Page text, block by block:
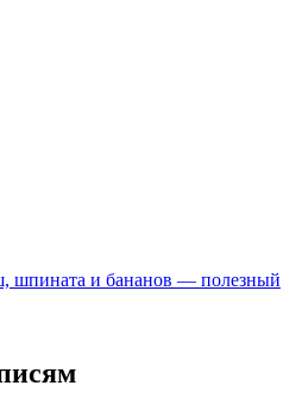
шпината и бананов — полезный